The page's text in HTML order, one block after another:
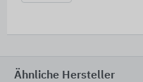
Ähnliche Hersteller